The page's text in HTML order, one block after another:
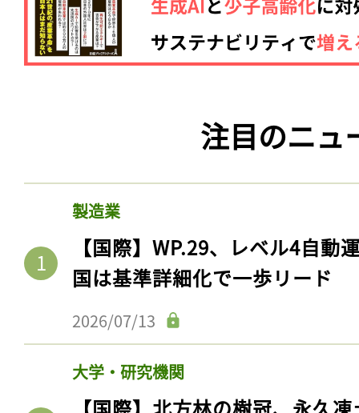
注目のニュ
製造業
【国際】WP.29、レベル4自動
国は基準詳細化で一歩リード
2026/07/13
大学・研究機関